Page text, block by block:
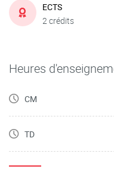
ECTS
2 crédits
Heures
CM
TD